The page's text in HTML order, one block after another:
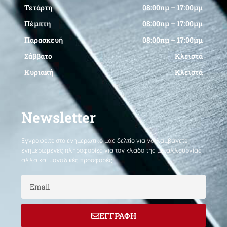
Τετάρτη
08:00πμ – 17:00μμ
Πέμπτη
08:00πμ – 17:00μμ
Παρασκευή
08:00πμ – 17:00μμ
Σάββατο
Κλειστά
Κυριακή
Κλειστά
Newsletter
Εγγραφείτε στο ενημερωτικό μας δελτίο για να λαμβάνετε
ενημερωμένες πληροφορίες για τον κλάδο της μεταλλουργίας
αλλά και μοναδικές προσφορές!
ΕΓΓΡΑΦΗ